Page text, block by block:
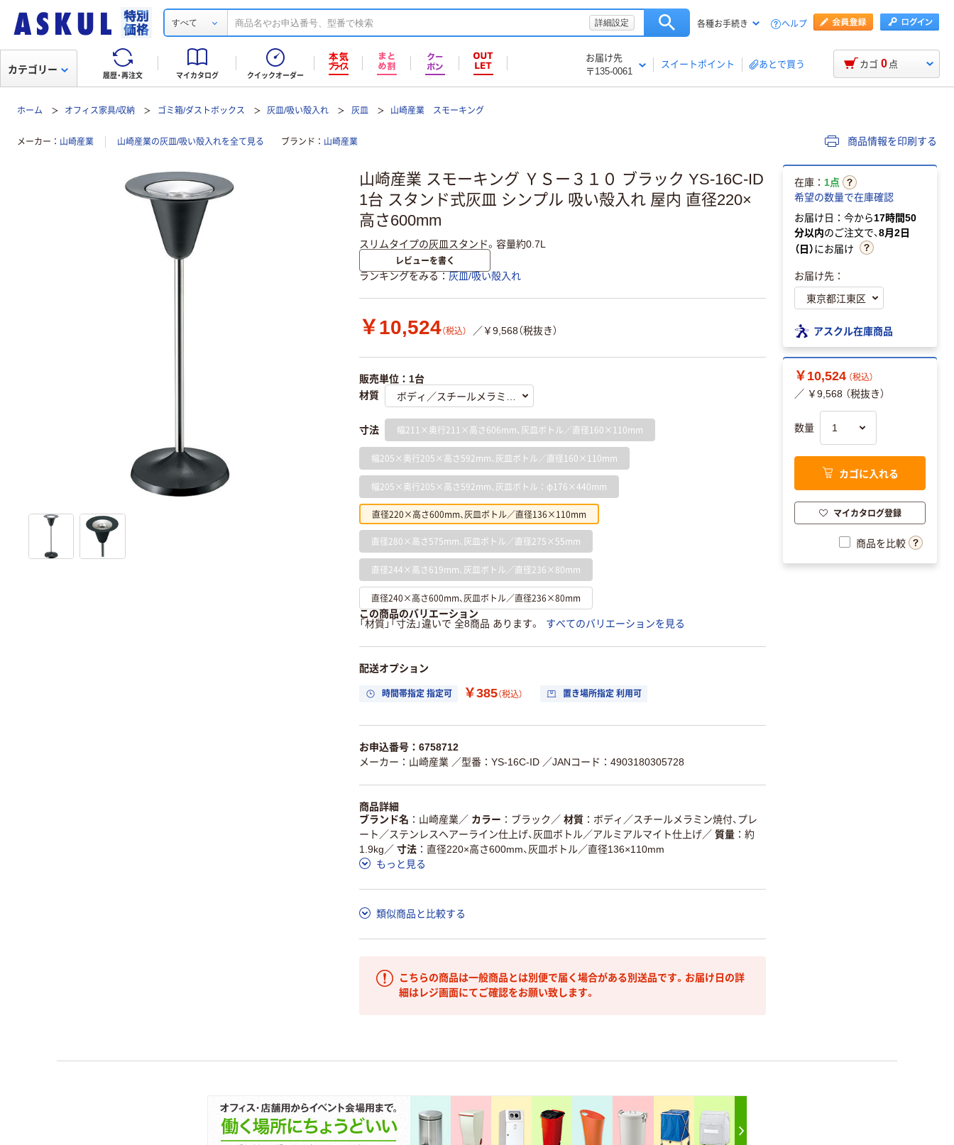
すべて 詳細設定 各種お手続き ヘルプ
履歴・再注文 マイカタログ クイックオーダー
お届け先
〒135-0061
スイートポイント あとで買う
カテゴリー カゴ 0 点
ホーム オフィス家具/収納 ゴミ箱/ダストボックス 灰皿/吸い殻入れ 灰皿 山崎産業 スモーキング
メーカー 山崎産業 山崎産業の灰皿/吸い殻入れを全て見る ブランド 山崎産業 商品情報を印刷する
山崎産業 スモーキング ＹＳー３１０ ブラック YS-16C-ID
1台 スタンド式灰皿 シンプル 吸い殻入れ 屋内 直径220×
高さ600mm
スリムタイプの灰皿スタンド。容量約0.7L
レビューを書く
ランキングをみる 灰皿/吸い殻入れ
￥10,524（税込） ／￥9,568（税抜き）
販売単位：1台
材質
寸法 幅211×奥行211×高さ606mm、灰皿ボトル／直径160×110mm
幅205×奥行205×高さ592mm、灰皿ボトル／直径160×110mm
幅205×奥行205×高さ592mm、灰皿ボトル：φ176×440mm
直径220×高さ600mm、灰皿ボトル／直径136×110mm
直径280×高さ575mm、灰皿ボトル／直径275×55mm
直径244×高さ619mm、灰皿ボトル／直径236×80mm
直径240×高さ600mm、灰皿ボトル／直径236×80mm
この商品のバリエーション
「材質」「寸法」違いで 全8商品 あります。
すべてのバリエーションを見る
配送オプション
時間帯指定 指定可 ￥385（税込） 置き場所指定 利用可
お申込番号：6758712
メーカー：山崎産業 ／型番：YS-16C-ID ／JANコード：4903180305728
商品詳細
ブランド名
山崎産業 ／ カラー ブラック ／ 材質
ボディ／スチールメラミン焼付、プレ
ート／ステンレスヘアーライン仕上げ、灰皿ボトル／アルミアルマイト仕上げ／ 質量
約
1.9kg ／ 寸法
直径220×高さ600mm、灰皿ボトル／直径136×110mm
もっと見る
類似商品と比較する
こちらの商品は一般商品とは別便で届く場合がある別送品です。お届け日の詳
細はレジ画面にてご確認をお願い致します。
在庫： 1点
希望の数量で在庫確認
お届け日：今から17時間50
分以内のご注文で、8月2日
（日）にお届け
お届け先：
アスクル在庫商品
￥10,524 （税込）
／ ￥9,568 （税抜き）
数量
カゴに入れる
マイカタログ登録
商品を比較